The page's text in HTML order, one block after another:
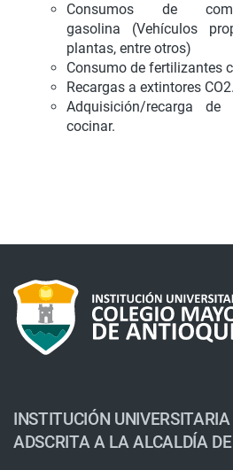
Consumos de
gasolina (Vehículos
plantas, entre otros)
Consumo de fertilizantes
Recargas a extintores CO2.
Adquisición/recarga
cocinar.
INSTITUCIÓN
ADSCRITA A LA ALCALDÍA